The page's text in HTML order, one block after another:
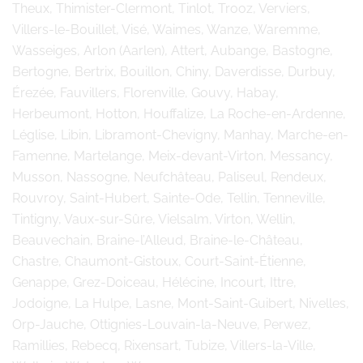
Theux, Thimister-Clermont, Tinlot, Trooz, Verviers,
Villers-le-Bouillet, Visé, Waimes, Wanze, Waremme,
Wasseiges, Arlon (Aarlen), Attert, Aubange, Bastogne,
Bertogne, Bertrix, Bouillon, Chiny, Daverdisse, Durbuy,
Érezée, Fauvillers, Florenville, Gouvy, Habay,
Herbeumont, Hotton, Houffalize, La Roche-en-Ardenne,
Léglise, Libin, Libramont-Chevigny, Manhay, Marche-en-
Famenne, Martelange, Meix-devant-Virton, Messancy,
Musson, Nassogne, Neufchâteau, Paliseul, Rendeux,
Rouvroy, Saint-Hubert, Sainte-Ode, Tellin, Tenneville,
Tintigny, Vaux-sur-Sûre, Vielsalm, Virton, Wellin,
Beauvechain, Braine-l’Alleud, Braine-le-Château,
Chastre, Chaumont-Gistoux, Court-Saint-Étienne,
Genappe, Grez-Doiceau, Hélécine, Incourt, Ittre,
Jodoigne, La Hulpe, Lasne, Mont-Saint-Guibert, Nivelles,
Orp-Jauche, Ottignies-Louvain-la-Neuve, Perwez,
Ramillies, Rebecq, Rixensart, Tubize, Villers-la-Ville,